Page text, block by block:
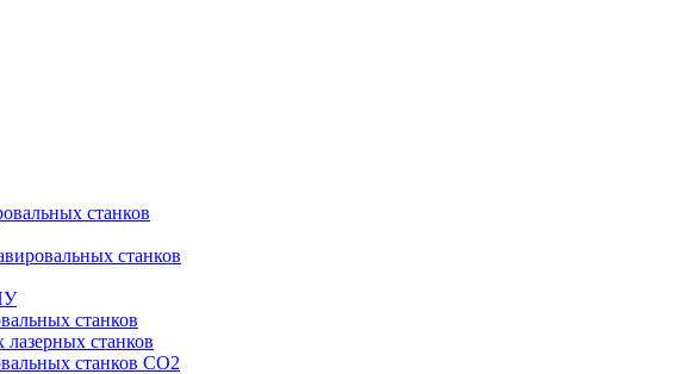
станков
станков
станков
станков
станков CO2